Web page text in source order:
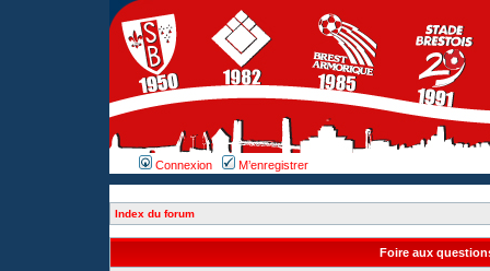
Connexion M’enregistrer
Index du forum
Foire aux